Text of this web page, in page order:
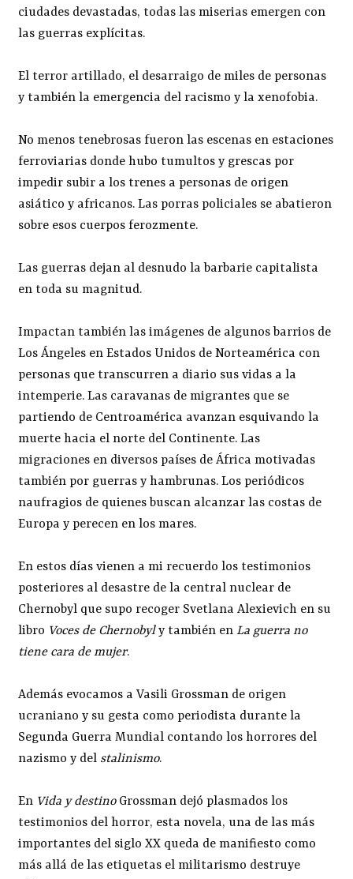
ciudades devastadas, todas las miserias emergen con
las guerras explícitas.
El terror artillado, el desarraigo de miles de personas
y también la emergencia del racismo y la xenofobia.
No menos tenebrosas fueron las escenas en estaciones
ferroviarias donde hubo tumultos y grescas por
impedir subir a los trenes a personas de origen
asiático y africanos. Las porras policiales se abatieron
sobre esos cuerpos ferozmente.
Las guerras dejan al desnudo la barbarie capitalista
en toda su magnitud.
Impactan también las imágenes de algunos barrios de
Los Ángeles en Estados Unidos de Norteamérica con
personas que transcurren a diario sus vidas a la
intemperie. Las caravanas de migrantes que se
partiendo de Centroamérica avanzan esquivando la
muerte hacia el norte del Continente. Las
migraciones en diversos países de África motivadas
también por guerras y hambrunas. Los periódicos
naufragios de quienes buscan alcanzar las costas de
Europa y perecen en los mares.
En estos días vienen a mi recuerdo los testimonios
posteriores al desastre de la central nuclear de
Chernobyl que supo recoger Svetlana Alexievich en su
libro Voces de Chernobyly también enLa guerra no
tiene cara de mujer.
Además evocamos a Vasili Grossman de origen
ucraniano y su gesta como periodista durante la
Segunda Guerra Mundial contando los horrores del
nazismo y del stalinismo.
En Vida y destinoGrossman dejó plasmados los
testimonios del horror, esta novela, una de las más
importantes del siglo XX queda de manifiesto como
más allá de las etiquetas el militarismo destruye